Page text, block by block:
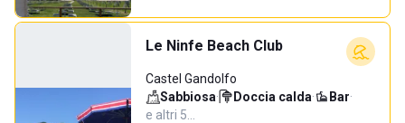
Le Ninfe Beach Club
Castel Gandolfo
Sabbiosa· Doccia calda· Bar·
e altri 5…